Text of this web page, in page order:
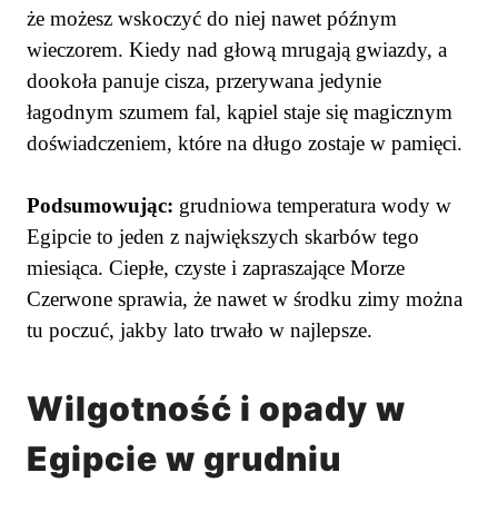
że możesz wskoczyć do niej nawet późnym
wieczorem. Kiedy nad głową mrugają gwiazdy, a
dookoła panuje cisza, przerywana jedynie
łagodnym szumem fal, kąpiel staje się magicznym
doświadczeniem, które na długo zostaje w pamięci.
Podsumowując: grudniowa temperatura wody w
Egipcie to jeden z największych skarbów tego
miesiąca. Ciepłe, czyste i zapraszające Morze
Czerwone sprawia, że nawet w środku zimy można
tu poczuć, jakby lato trwało w najlepsze.
Wilgotność i opady w
Egipcie w grudniu